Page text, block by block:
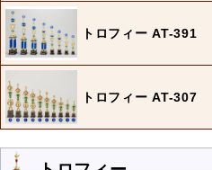
トロフィー AT-391
トロフィー AT-307